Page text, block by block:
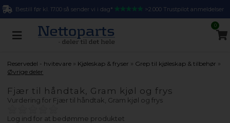
Bestill før kl. 17.00 så sender vi i dag* >2.000 Trustpilot anmeldelser
0
Reservedel - hvitevare » Kjøleskap & fryser » Grep til kjøleskap & tilbehør »
Øvrige deler
Fjær til håndtak, Gram kjøl og frys
Vurdering for Fjær til håndtak, Gram kjøl og frys
Log ind for at bedømme produktet